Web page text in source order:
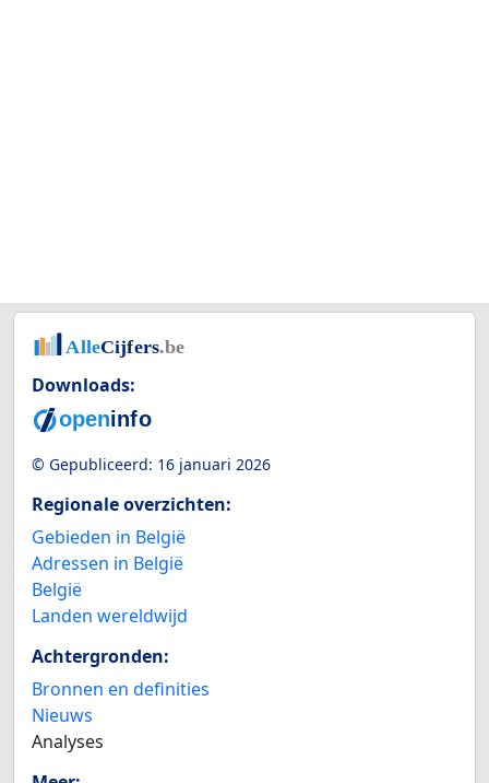
Downloads:
© Gepubliceerd: 16 januari 2026
Regionale overzichten:
Gebieden in België
Adressen in België
België
Landen wereldwijd
Achtergronden:
Bronnen en definities
Nieuws
Analyses